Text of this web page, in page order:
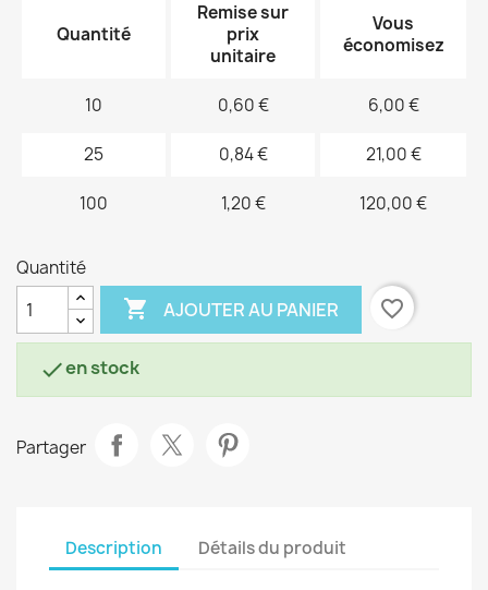
Quantité
Remise sur
prix
unitaire
Vous
économisez
10 0,60 € 6,00 €
25 0,84 € 21,00 €
100 1,20 € 120,00 €
Quantité
 AJOUTER AU PANIER favorite_border
en stock
Partager
Description Détails du produit